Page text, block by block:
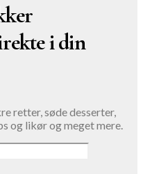
i din
retter, søde desserter,
og likør og meget mere.